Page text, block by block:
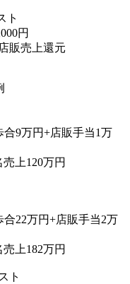
ト
円
販売上還元
9万円+店販手当1万
上120万円
22万円+店販手当2万
上182万円
ト